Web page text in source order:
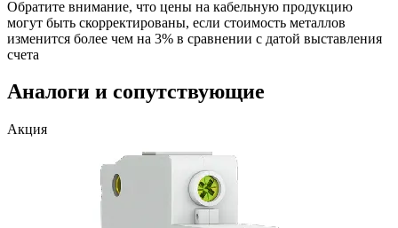
Обратите внимание, что цены на кабельную продукцию
могут быть скорректированы, если стоимость металлов
изменится более чем на 3% в сравнении с датой выставления
счета
Аналоги и сопутствующие
Акция